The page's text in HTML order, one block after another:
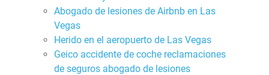
Abogado de lesiones de Airbnb en Las
Vegas
Herido en el aeropuerto de Las Vegas
Geico accidente de coche reclamaciones
de seguros abogado de lesiones